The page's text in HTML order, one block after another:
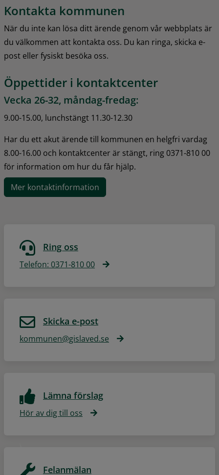
Kontakta kommunen
När du inte kan lösa ditt ärende genom vår webbplats är
du välkommen att kontakta oss. Du kan ringa, skicka e-
post eller fysiskt besöka oss.
Öppettider i kontaktcenter
Vecka 26-32, måndag-fredag:
9.00-15.00, lunchstängt 11.30-12.30
Har du ett akut ärende till kommunen en helgfri vardag
8.00-16.00 och kontaktcenter är stängt, ring 0371-810 00
för information om hur du får hjälp.
Mer kontaktinformation
Ring oss
Telefon: 0371-810 00
Skicka e-post
kommunen@gislaved.se
Lämna förslag
Hör av dig till oss
Felanmälan